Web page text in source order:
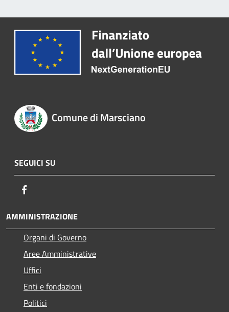
Comune di Marsciano
SEGUICI SU
AMMINISTRAZIONE
Organi di Governo
Aree Amministrative
Uffici
Enti e fondazioni
Politici